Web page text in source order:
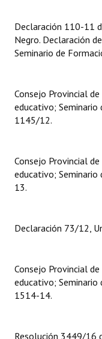
Ciudadano Ilustre -
Banca del Vecino -
Antiguos Pobladores
Bariloche, Municipio
Entrega de
Declaración 110-11
Negro. Declaración
Seminario de
Consejo Provincial
educativo; Seminario
1145/12.
Consejo Provincial
educativo;
13.
Declaración 73/12,
Consejo Provincial
educativo; Seminario
1514-14.
Resolución 3449/16